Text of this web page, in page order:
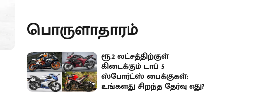
பொருளாதாரம்
ரூ.2 லட்சத்திற்குள்
கிடைக்கும் டாப் 5
ஸ்போர்ட்ஸ் பைக்குகள்:
உங்களது சிறந்த தேர்வு எது?